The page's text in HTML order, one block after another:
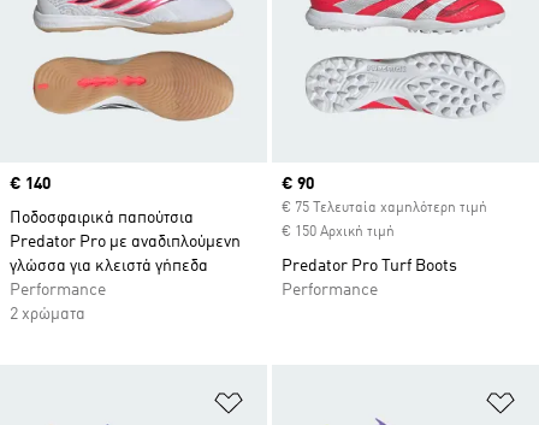
Price
€ 140
Ποδοσφαιρικά παπούτσια
Predator Pro με αναδιπλούμενη
γλώσσα για κλειστά γήπεδα
Performance
2 χρώματα
Current price
€ 90
€ 75 Τελευταία χαμηλότερη τιμή
€ 150 Αρχική τιμή
Predator Pro Turf Boots
Performance
Προσθήκη στη Λίστα Επιθυμιών